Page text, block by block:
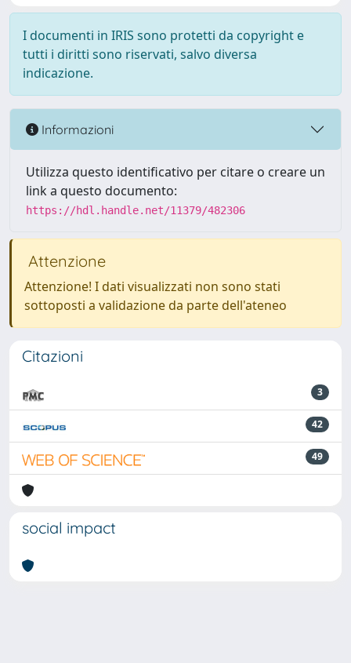
I documenti in IRIS sono protetti da copyright e
tutti i diritti sono riservati, salvo diversa
indicazione.
Informazioni
Utilizza questo identificativo per citare o creare un
link a questo documento:
https://hdl.handle.net/11379/482306
Attenzione
Attenzione! I dati visualizzati non sono stati
sottoposti a validazione da parte dell'ateneo
Citazioni
3
42
49
social impact